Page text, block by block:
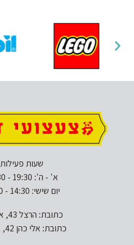
שעות פעילות
א' - ה': 19:30 - 08:30
יום שישי: 14:30 - 08:30
כתובת: הרצל 43, אשקלון
כתובת: אלי כהן 42, אשקלון